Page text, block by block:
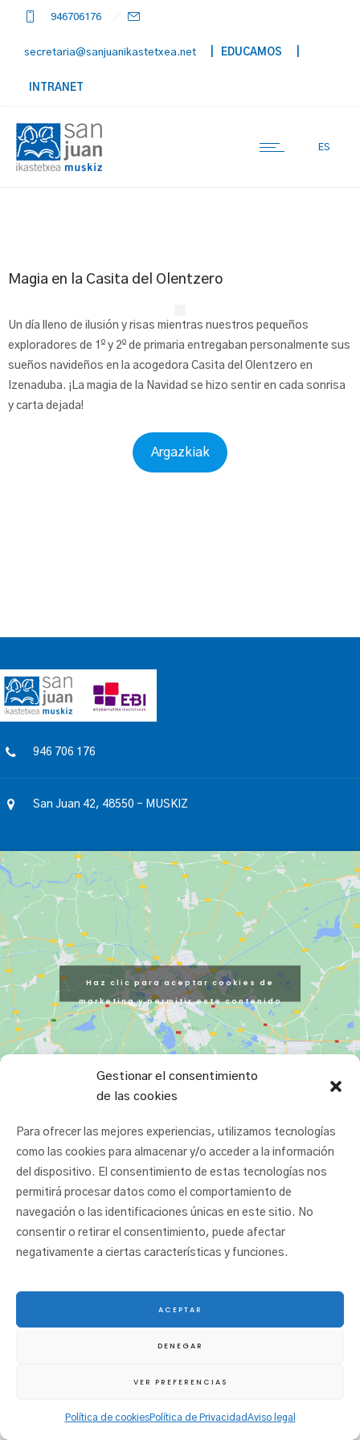
Gestionar el consentimiento
de las cookies
Para ofrecer las mejores experiencias, utilizamos tecnologías
como las cookies para almacenar y/o acceder a la información
del dispositivo. El consentimiento de estas tecnologías nos
permitirá procesar datos como el comportamiento de
navegación o las identificaciones únicas en este sitio. No
consentir o retirar el consentimiento, puede afectar
negativamente a ciertas características y funciones.
ACEPTAR
DENEGAR
VER PREFERENCIAS
Política de cookiesPolítica de PrivacidadAviso legal
946706176
secretaria@sanjuanikastetxea.net | EDUCAMOS
INTRANET
ES
Magia en la Casita del Olentzero
Un día lleno de ilusión y risas mientras nuestros pequeños
exploradores de 1º y 2º de primaria entregaban personalmente sus
sueños navideños en la acogedora Casita del Olentzero en
Izenaduba. ¡La magia de la Navidad se hizo sentir en cada sonrisa
y carta dejada!
Argazkiak
946 706 176
San Juan 42, 48550 – MUSKIZ
Haz clic para aceptar cookies de
marketing y permitir este contenido
Aviso legal|